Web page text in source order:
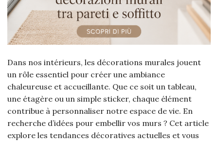
Dans nos intérieurs, les décorations murales jouent
un rôle essentiel pour créer une ambiance
chaleureuse et accueillante. Que ce soit un tableau,
une étagère ou un simple sticker, chaque élément
contribue à personnaliser notre espace de vie. En
recherche d’idées pour embellir vos murs ? Cet article
explore les tendances décoratives actuelles et vous